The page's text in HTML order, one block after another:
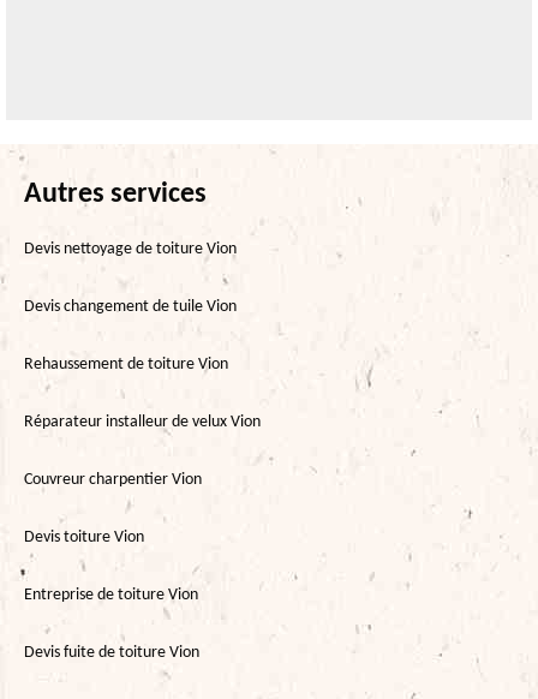
Autres services
Devis nettoyage de toiture Vion
Devis changement de tuile Vion
Rehaussement de toiture Vion
Réparateur installeur de velux Vion
Couvreur charpentier Vion
Devis toiture Vion
Entreprise de toiture Vion
Devis fuite de toiture Vion